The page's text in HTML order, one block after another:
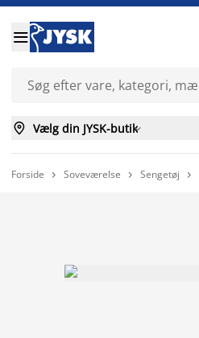

 Vælg din JYSK-butik
Forside  Soveværelse  Sengetøj 